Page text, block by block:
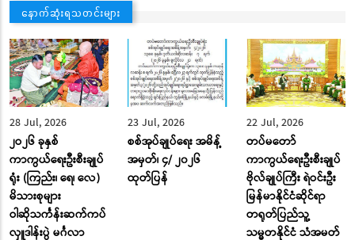
နောက်ဆုံးရသတင်းများ
28 Jul, 2026
၂ဝ၂၆ ခုနှစ်
ကာကွယ်ရေးဦးစီးချုပ်
ရုံး (ကြည်း၊ ရေ၊ လေ)
မိသားစုများ
ဝါဆိုသင်္ကန်းဆက်ကပ်
လှူဒါန်းပွဲ မင်္ဂလာ
23 Jul, 2026
စစ်အုပ်ချုပ်ရေး အမိန့်
အမှတ်၊ ၄/ ၂၀၂၆
ထုတ်ပြန်
22 Jul, 2026
တပ်မတော်
ကာကွယ်ရေးဦးစီးချုပ်
ဗိုလ်ချုပ်ကြီး ရဲဝင်းဦး
မြန်မာနိုင်ငံဆိုင်ရာ
တရုတ်ပြည်သူ့
သမ္မတနိုင်ငံ သံအမတ်